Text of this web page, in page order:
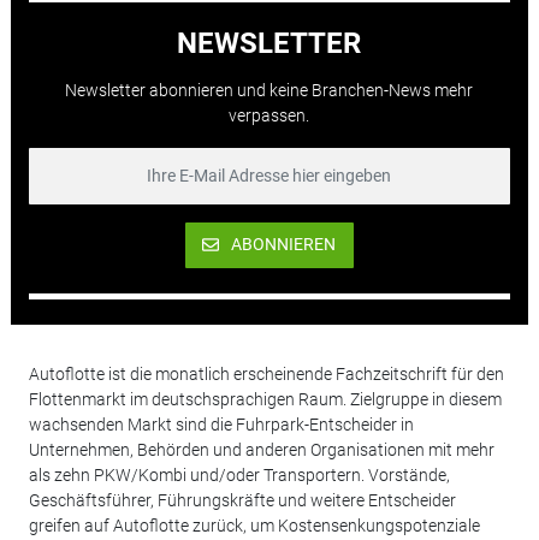
NEWSLETTER
Newsletter abonnieren und keine Branchen-News mehr
verpassen.
ABONNIEREN
Autoflotte ist die monatlich erscheinende Fachzeitschrift für den
Flottenmarkt im deutschsprachigen Raum. Zielgruppe in diesem
wachsenden Markt sind die Fuhrpark-Entscheider in
Unternehmen, Behörden und anderen Organisationen mit mehr
als zehn PKW/Kombi und/oder Transportern. Vorstände,
Geschäftsführer, Führungskräfte und weitere Entscheider
greifen auf Autoflotte zurück, um Kostensenkungspotenziale